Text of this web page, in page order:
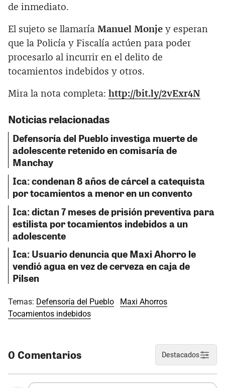
de inmediato.
El sujeto se llamaría Manuel Monje y esperan
que la Policía y Fiscalía actúen para poder
procesarlo al incurrir en el delito de
tocamientos indebidos y otros.
Mira la nota completa: http://bit.ly/2vExr4N
Noticias relacionadas
Defensoría del Pueblo investiga muerte de
adolescente retenido en comisaría de
Manchay
Ica: condenan 8 años de cárcel a catequista
por tocamientos a menor en un convento
Ica: dictan 7 meses de prisión preventiva para
estilista por tocamientos indebidos a un
adolescente
Ica: Usuario denuncia que Maxi Ahorro le
vendió agua en vez de cerveza en caja de
Pilsen
Temas: Defensoría del Pueblo
Maxi Ahorros
Tocamientos indebidos
0 Comentarios Destacados